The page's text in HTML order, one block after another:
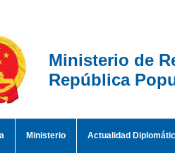
Ministerio de
República
Ministerio Actualidad